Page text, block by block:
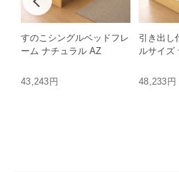
すのこシングルベッドフレ
ーム ナチュラル AZ
43,243円
引き出し
ルサイズ
48,233円